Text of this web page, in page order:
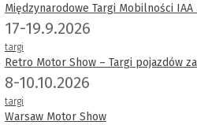
Międzynarodowe Targi Mobilności
17-19.9.2026
targi
Retro Motor Show – Targi pojazdów
8-10.10.2026
targi
Warsaw Motor Show